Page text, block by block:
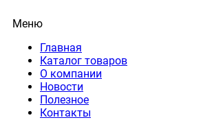
Меню
Главная
Каталог товаров
О компании
Новости
Полезное
Контакты